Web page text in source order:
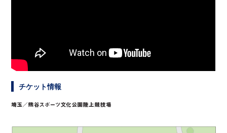
チケット情報